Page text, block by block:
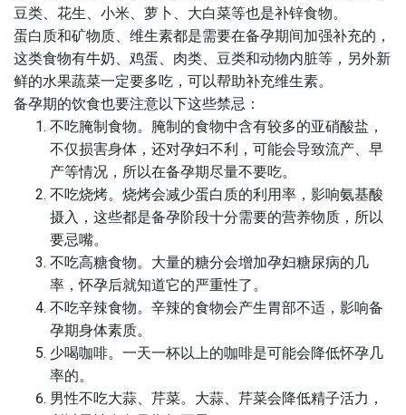
豆类、花生、小米、萝卜、大白菜等也是补锌食物。
蛋白质和矿物质、维生素都是需要在备孕期间加强补充的，
这类食物有牛奶、鸡蛋、肉类、豆类和动物内脏等，另外新
鲜的水果蔬菜一定要多吃，可以帮助补充维生素。
备孕期的饮食也要注意以下这些禁忌：
不吃腌制食物。腌制的食物中含有较多的亚硝酸盐，
不仅损害身体，还对孕妇不利，可能会导致流产、早
产等情况，所以在备孕期尽量不要吃。
不吃烧烤。烧烤会减少蛋白质的利用率，影响氨基酸
摄入，这些都是备孕阶段十分需要的营养物质，所以
要忌嘴。
不吃高糖食物。大量的糖分会增加孕妇糖尿病的几
率，怀孕后就知道它的严重性了。
不吃辛辣食物。辛辣的食物会产生胃部不适，影响备
孕期身体素质。
少喝咖啡。一天一杯以上的咖啡是可能会降低怀孕几
率的。
男性不吃大蒜、芹菜。大蒜、芹菜会降低精子活力，